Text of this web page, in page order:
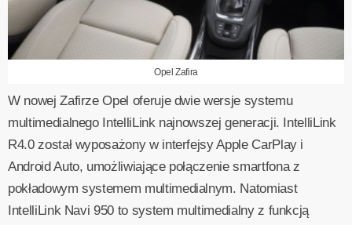
Opel Zafira
W nowej Zafirze Opel oferuje dwie wersje systemu
multimedialnego IntelliLink najnowszej generacji. IntelliLink
R4.0 został wyposażony w interfejsy Apple CarPlay i
Android Auto, umożliwiające połączenie smartfona z
pokładowym systemem multimedialnym. Natomiast
IntelliLink Navi 950 to system multimedialny z funkcją